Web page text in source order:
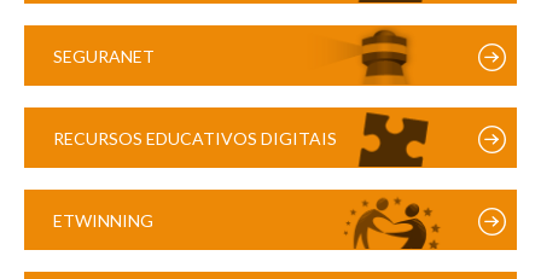
SEGURANET
RECURSOS EDUCATIVOS DIGITAIS
ETWINNING